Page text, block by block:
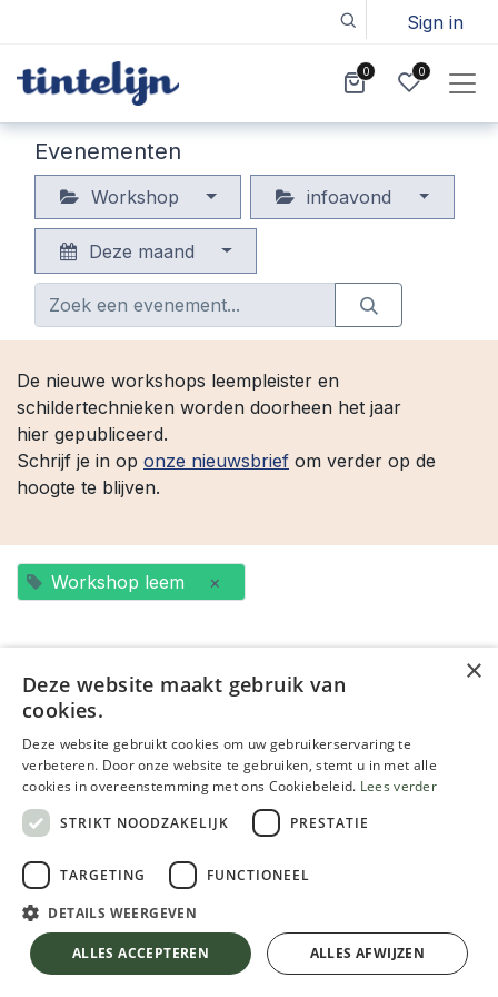
Sign in
0 0
Evenementen
Workshop infoavond
Deze maand
De nieuwe workshops leempleister en
schildertechnieken worden doorheen het jaar
hier gepubliceerd.
Schrijf je in op onze nieuwsbrief om verder op de
hoogte te blijven.
Workshop leem ×
Geen evenementen gevonden.
OVER ONS
Tintelijn is een ecologische verfwinkel, én we voeren
zelf werken uit: schilderwerken, vloerbekleding,
schrijn- en meubelprojecten, pleisterwerken, ...
×
Deze website maakt gebruik van
cookies.
Deze website gebruikt cookies om uw gebruikerservaring te
verbeteren. Door onze website te gebruiken, stemt u in met alle
cookies in overeenstemming met ons Cookiebeleid. Lees verder
STRIKT NOODZAKELIJK
PRESTATIE
TARGETING FUNCTIONEEL
DETAILS WEERGEVEN
ALLES ACCEPTEREN ALLES AFWIJZEN